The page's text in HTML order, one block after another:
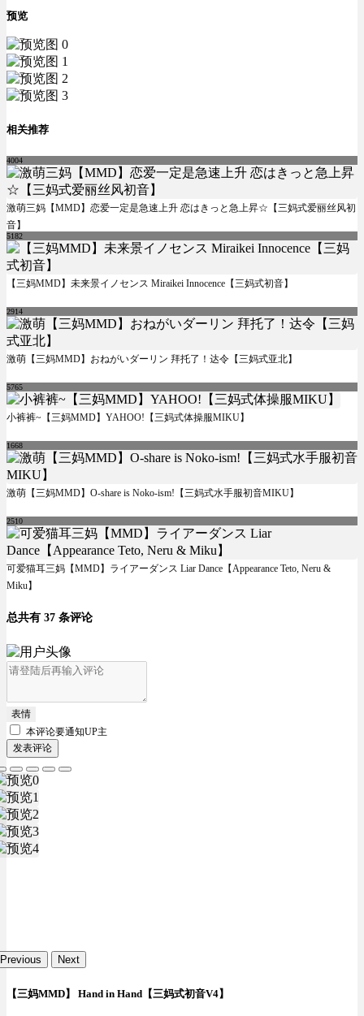
预览
相关推荐
4004
激萌三妈【MMD】恋爱一定是急速上升 恋はきっと急上昇☆【三妈式爱丽丝风初
音】
5182
【三妈MMD】未来景イノセンス Miraikei Innocence【三妈式初音】
2914
激萌【三妈MMD】おねがいダーリン 拜托了！达令【三妈式亚北】
5765
小裤裤~【三妈MMD】YAHOO!【三妈式体操服MIKU】
1668
激萌【三妈MMD】O-share is Noko-ism!【三妈式水手服初音MIKU】
2510
可爱猫耳三妈【MMD】ライアーダンス Liar Dance【Appearance Teto, Neru &
Miku】
总共有 37 条评论
表情
本评论要通知UP主
发表评论
Previous Next
【三妈MMD】 Hand in Hand【三妈式初音V4】